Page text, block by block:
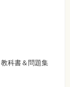
科書＆問題集